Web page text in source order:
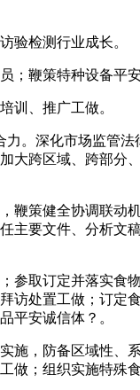
检测行业成长。
鞭策特种设备平安
训、推广工做。
。深化市场监管法
大跨区域、跨部分
策健全协调联动
主要文件、分析文
取订定并落实食
访处置工做；订定
平安诚信体？。
，防备区域性、
；组织实施特殊